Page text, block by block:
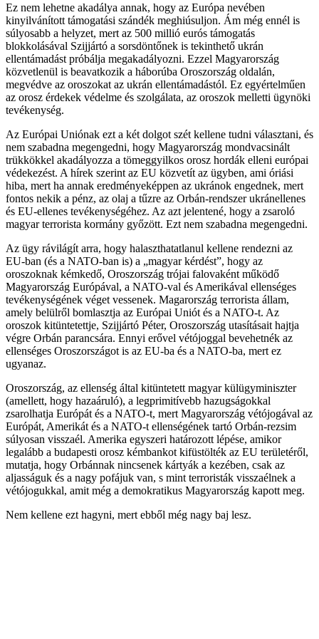
Ez nem lehetne akadálya annak, hogy az Európa nevében
kinyilvánított támogatási szándék meghiúsuljon. Ám még ennél is
súlyosabb a helyzet, mert az 500 millió eurós támogatás
blokkolásával Szijjártó a sorsdöntőnek is tekinthető ukrán
ellentámadást próbálja megakadályozni. Ezzel Magyarország
közvetlenül is beavatkozik a háborúba Oroszország oldalán,
megvédve az oroszokat az ukrán ellentámadástól. Ez egyértelműen
az orosz érdekek védelme és szolgálata, az oroszok melletti ügynöki
tevékenység.
Az Európai Uniónak ezt a két dolgot szét kellene tudni választani, és
nem szabadna megengedni, hogy Magyarország mondvacsinált
trükkökkel akadályozza a tömeggyilkos orosz hordák elleni európai
védekezést. A hírek szerint az EU közvetít az ügyben, ami óriási
hiba, mert ha annak eredményeképpen az ukránok engednek, mert
fontos nekik a pénz, az olaj a tűzre az Orbán-rendszer ukránellenes
és EU-ellenes tevékenységéhez. Az azt jelentené, hogy a zsaroló
magyar terrorista kormány győzött. Ezt nem szabadna megengedni.
Az ügy rávilágít arra, hogy halaszthatatlanul kellene rendezni az
EU-ban (és a NATO-ban is) a „magyar kérdést”, hogy az
oroszoknak kémkedő, Oroszország trójai falovaként működő
Magyarország Európával, a NATO-val és Amerikával ellenséges
tevékenységének véget vessenek. Magarország terrorista állam,
amely belülről bomlasztja az Európai Uniót és a NATO-t. Az
oroszok kitüntetettje, Szijjártó Péter, Oroszország utasításait hajtja
végre Orbán parancsára. Ennyi erővel vétójoggal bevehetnék az
ellenséges Oroszországot is az EU-ba és a NATO-ba, mert ez
ugyanaz.
Oroszország, az ellenség által kitüntetett magyar külügyminiszter
(amellett, hogy hazaáruló), a legprimitívebb hazugságokkal
zsarolhatja Európát és a NATO-t, mert Magyarország vétójogával az
Európát, Amerikát és a NATO-t ellenségének tartó Orbán-rezsim
súlyosan visszaél. Amerika egyszeri határozott lépése, amikor
legalább a budapesti orosz kémbankot kifüstölték az EU területéről,
mutatja, hogy Orbánnak nincsenek kártyák a kezében, csak az
aljasságuk és a nagy pofájuk van, s mint terroristák visszaélnek a
vétójogukkal, amit még a demokratikus Magyarország kapott meg.
Nem kellene ezt hagyni, mert ebből még nagy baj lesz.